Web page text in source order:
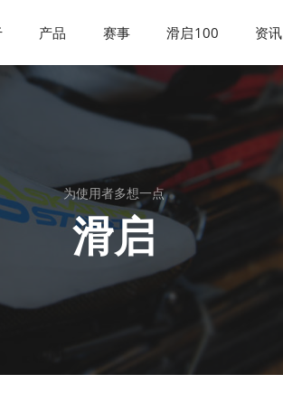
产品 赛事 滑启100 资讯
为使用者多想一点
滑启